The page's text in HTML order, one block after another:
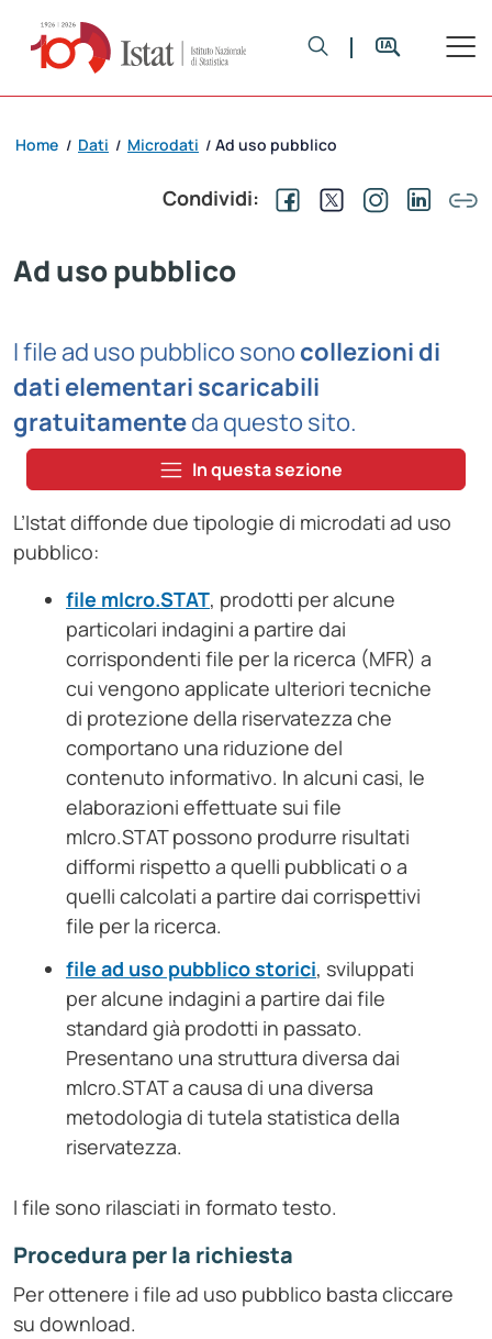
Home / Dati / Microdati / Ad uso pubblico
Condividi:
Ad uso pubblico
I file ad uso pubblico sono collezioni di
dati elementari scaricabili
gratuitamenteda questo sito.
In questa sezione
L’Istat diffonde due tipologie di microdati ad uso
pubblico:
file mIcro.STAT, prodotti per alcune
particolari indagini a partire dai
corrispondenti file per la ricerca (MFR) a
cui vengono applicate ulteriori tecniche
di protezione della riservatezza che
comportano una riduzione del
contenuto informativo. In alcuni casi, le
elaborazioni effettuate sui file
mIcro.STAT possono produrre risultati
difformi rispetto a quelli pubblicati o a
quelli calcolati a partire dai corrispettivi
file per la ricerca.
file ad uso pubblico storici, sviluppati
per alcune indagini a partire dai file
standard già prodotti in passato.
Presentano una struttura diversa dai
mIcro.STAT a causa di una diversa
metodologia di tutela statistica della
riservatezza.
I file sono rilasciati in formato testo.
Procedura per la richiesta
Per ottenere i file ad uso pubblico basta cliccare
su download.